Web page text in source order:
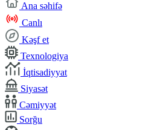
Ana səhifə
Canlı
Kəşf et
Texnologiya
İqtisadiyyat
Siyasət
Cəmiyyət
Sorğu